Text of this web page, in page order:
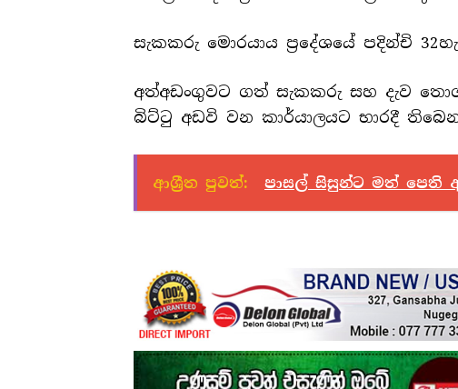
සැකකරු මොරයාය ප්‍රදේශයේ පදින්චි
අත්අඩංගුවට ගත් සැකකරු සහ දැව
බිට්ටු අඩවි වන කාර්යාලයට භාරදී
ආශ්‍රීත පුවත්: පාසල් සිසුන්ට මත් පෙති